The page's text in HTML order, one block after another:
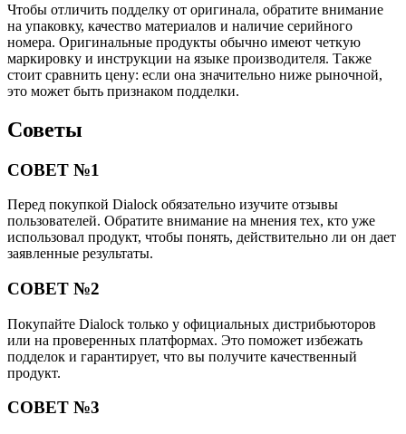
Чтобы отличить подделку от оригинала, обратите внимание
на упаковку, качество материалов и наличие серийного
номера. Оригинальные продукты обычно имеют четкую
маркировку и инструкции на языке производителя. Также
стоит сравнить цену: если она значительно ниже рыночной,
это может быть признаком подделки.
Советы
СОВЕТ №1
Перед покупкой Dialock обязательно изучите отзывы
пользователей. Обратите внимание на мнения тех, кто уже
использовал продукт, чтобы понять, действительно ли он дает
заявленные результаты.
СОВЕТ №2
Покупайте Dialock только у официальных дистрибьюторов
или на проверенных платформах. Это поможет избежать
подделок и гарантирует, что вы получите качественный
продукт.
СОВЕТ №3